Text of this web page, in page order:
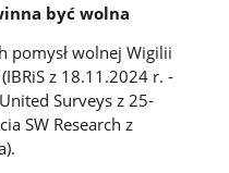
być wolna
pomysł wolnej Wigilii
z 18.11.2024 r. -
Surveys z 25-
SW Research z